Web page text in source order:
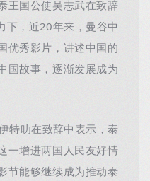
王国公使吴志武在致辞
下，近20年来，曼谷中
优秀影片，讲述中国的
国故事，逐渐发展成为
叻在致辞中表示，泰
一增进两国人民友好情
节能够继续成为推动泰